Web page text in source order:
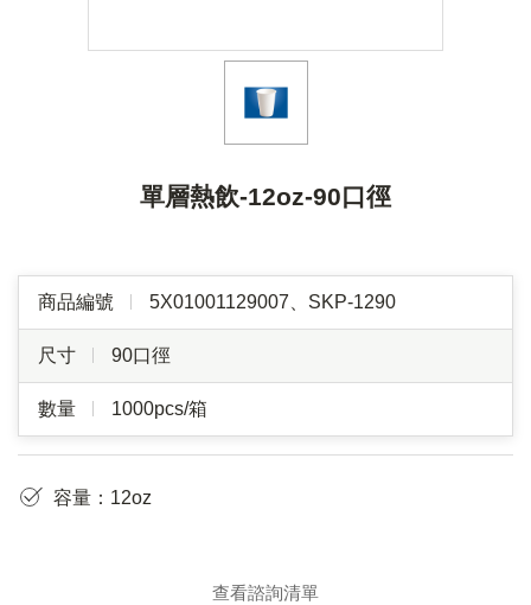
單層熱飲-12oz-90口徑
商品編號 5X01001129007、SKP-1290
尺寸 90口徑
數量 1000pcs/箱
容量：12oz
查看諮詢清單